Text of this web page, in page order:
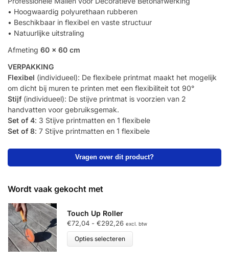
• Hoogwaardig polyurethaan rubberen
• Beschikbaar in flexibel en vaste structuur
• Natuurlijke uitstraling
Afmeting 60 x 60 cm
VERPAKKING
Flexibel (individueel): De flexibele printmat maakt het mogelijk
om dicht bij muren te printen met een flexibiliteit tot 90°
Stijf (individueel): De stijve printmat is voorzien van 2
handvatten voor gebruiksgemak.
Set of 4: 3 Stijve printmatten en 1 flexibele
Set of 8: 7 Stijve printmatten en 1 flexibele
Vragen over dit product?
Wordt vaak gekocht met
Touch Up Roller
€72,04 - €292,26 excl. btw
Opties selecteren